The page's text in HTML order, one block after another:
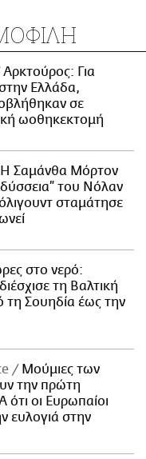
Αρκτούρος: Για
Ελλάδα,
σε
ωοθηκεκτομή
Σαμάνθα Μόρτον
του Νόλαν
σταμάτησε
στο νερό:
τη Βαλτική
Σουηδία έως την
Μούμιες των
την πρώτη
ότι οι Ευρωπαίοι
ευλογιά στην